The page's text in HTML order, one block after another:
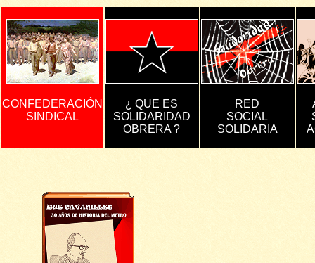
CONFEDERACIÓN
SINDICAL
¿ QUE ES
SOLIDARIDAD
OBRERA ?
RED
SOCIAL
SOLIDARIA